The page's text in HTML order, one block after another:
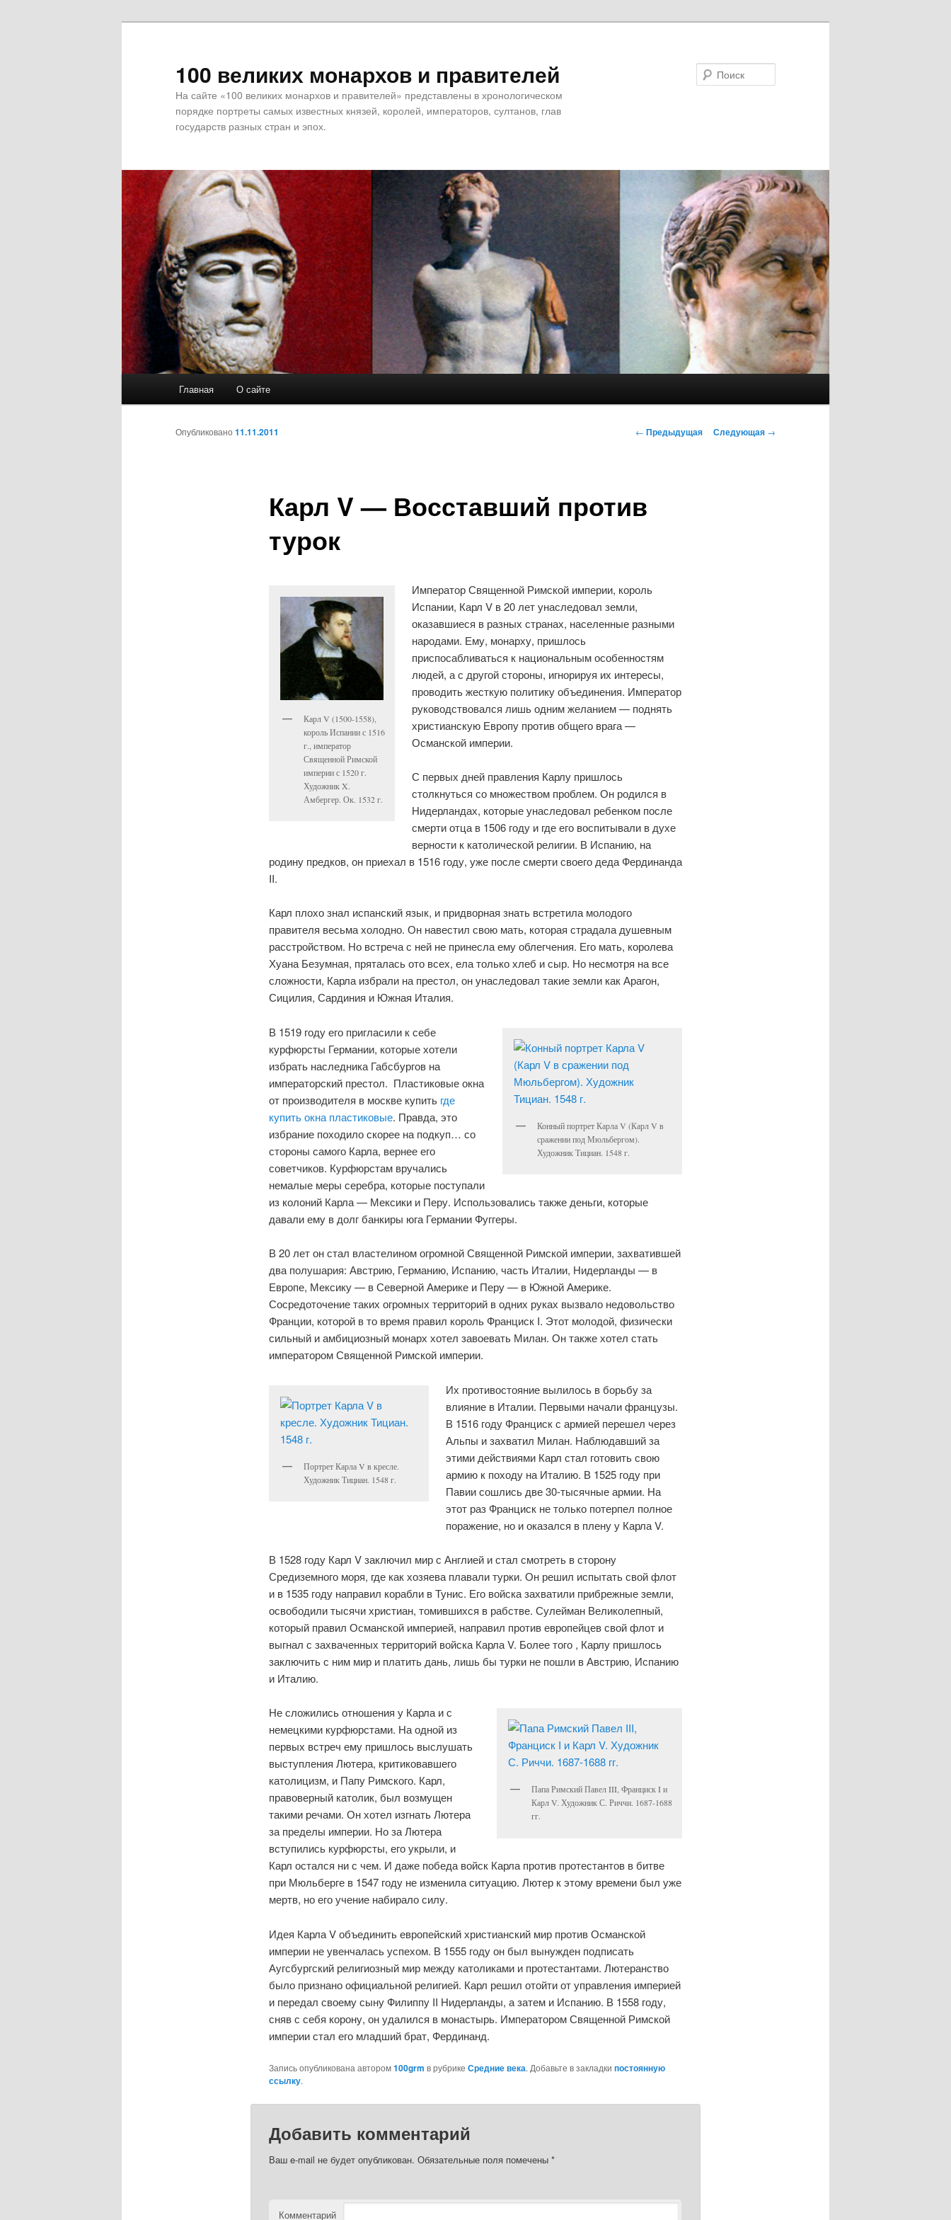
100 великих монархов и правителей
На сайте «100 великих монархов и правителей» представлены в хронологическом
порядке портреты самых известных князей, королей, императоров, султанов, глав
государств разных стран и эпох.
Перейти
к
Главная О сайте
Навигация
← Предыдущая Следующая →
Карл V — Восставший против
турок
Опубликовано 11.11.2011
Карл V (1500-1558),
король Испании с 1516
г., император
Священной Римской
империи с 1520 г.
Художник X.
Амбергер. Ок. 1532 г.
Император Священной Римской империи, король
Испании, Карл V в 20 лет унаследовал земли,
оказавшиеся в разных странах, населенные разными
народами. Ему, монарху, пришлось
приспосабливаться к национальным особенностям
людей, а с другой стороны, игнорируя их интересы,
проводить жесткую политику объединения. Император
руководствовался лишь одним желанием — поднять
христианскую Европу против общего врага —
Османской империи.
С первых дней правления Карлу пришлось
столкнуться со множеством проблем. Он родился в
Нидерландах, которые унаследовал ребенком после
смерти отца в 1506 году и где его воспитывали в духе
верности к католической религии. В Испанию, на
родину предков, он приехал в 1516 году, уже после смерти своего деда Фердинанда
II.
Карл плохо знал испанский язык, и придворная знать встретила молодого
правителя весьма холодно. Он навестил свою мать, которая страдала душевным
расстройством. Но встреча с ней не принесла ему облегчения. Его мать, королева
Хуана Безумная, пряталась ото всех, ела только хлеб и сыр. Но несмотря на все
сложности, Карла избрали на престол, он унаследовал такие земли как Арагон,
Сицилия, Сардиния и Южная Италия.
Конный портрет Карла V (Карл V в
сражении под Мюльбергом).
Художник Тициан. 1548 г.
В 1519 году его пригласили к себе
курфюрсты Германии, которые хотели
избрать наследника Габсбургов на
императорский престол. Пластиковые окна
от производителя в москве купить где
купить окна пластиковые. Правда, это
избрание походило скорее на подкуп… со
стороны самого Карла, вернее его
советчиков. Курфюрстам вручались
немалые меры серебра, которые поступали
из колоний Карла — Мексики и Перу. Использовались также деньги, которые
давали ему в долг банкиры юга Германии Фуггеры.
В 20 лет он стал властелином огромной Священной Римской империи, захватившей
два полушария: Австрию, Германию, Испанию, часть Италии, Нидерланды — в
Европе, Мексику — в Северной Америке и Перу — в Южной Америке.
Сосредоточение таких огромных территорий в одних руках вызвало недовольство
Франции, которой в то время правил король Франциск I. Этот молодой, физически
сильный и амбициозный монарх хотел завоевать Милан. Он также хотел стать
императором Священной Римской империи.
Портрет Карла V в кресле.
Художник Тициан. 1548 г.
Их противостояние вылилось в борьбу за
влияние в Италии. Первыми начали французы.
В 1516 году Франциск с армией перешел через
Альпы и захватил Милан. Наблюдавший за
этими действиями Карл стал готовить свою
армию к походу на Италию. В 1525 году при
Павии сошлись две 30-тысячные армии. На
этот раз Франциск не только потерпел полное
поражение, но и оказался в плену у Карла V.
В 1528 году Карл V заключил мир с Англией и стал смотреть в сторону
Средиземного моря, где как хозяева плавали турки. Он решил испытать свой флот
и в 1535 году направил корабли в Тунис. Его войска захватили прибрежные земли,
освободили тысячи христиан, томившихся в рабстве. Сулейман Великолепный,
который правил Османской империей, направил против европейцев свой флот и
выгнал с захваченных территорий войска Карла V. Более того , Карлу пришлось
заключить с ним мир и платить дань, лишь бы турки не пошли в Австрию, Испанию
и Италию.
Папа Римский Павел III, Франциск I и
Карл V. Художник С. Риччи. 1687-1688
гг.
Не сложились отношения у Карла и с
немецкими курфюрстами. На одной из
первых встреч ему пришлось выслушать
выступления Лютера, критиковавшего
католицизм, и Папу Римского. Карл,
правоверный католик, был возмущен
такими речами. Он хотел изгнать Лютера
за пределы империи. Но за Лютера
вступились курфюрсты, его укрыли, и
Карл остался ни с чем. И даже победа войск Карла против протестантов в битве
при Мюльберге в 1547 году не изменила ситуацию. Лютер к этому времени был уже
мертв, но его учение набирало силу.
Идея Карла V объединить европейский христианский мир против Османской
империи не увенчалась успехом. В 1555 году он был вынужден подписать
Аугсбургский религиозный мир между католиками и протестантами. Лютеранство
было признано официальной религией. Карл решил отойти от управления империей
и передал своему сыну Филиппу II Нидерланды, а затем и Испанию. В 1558 году,
сняв с себя корону, он удалился в монастырь. Императором Священной Римской
империи стал его младший брат, Фердинанд.
Запись опубликована автором100grm в рубрике Средние века. Добавьте в закладки постоянную
ссылку.
Добавить комментарий
Ваш e-mail не будет опубликован. Обязательные поля помечены *
Комментарий